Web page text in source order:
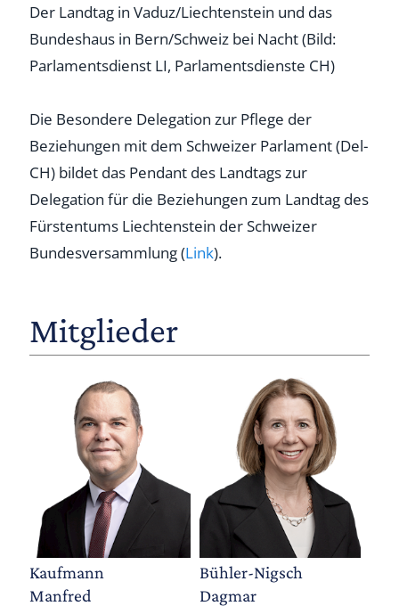
Der Landtag in Vaduz/Liechtenstein und das
Bundeshaus in Bern/Schweiz bei Nacht (Bild:
Parlamentsdienst LI, Parlamentsdienste CH)
Die Besondere Delegation zur Pflege der
Beziehungen mit dem Schweizer Parlament (Del-
CH) bildet das Pendant des Landtags zur
Delegation für die Beziehungen zum Landtag des
Fürstentums Liechtenstein der Schweizer
Bundesversammlung (Link).
Mitglieder
Kaufmann
Manfred
Bühler-Nigsch
Dagmar